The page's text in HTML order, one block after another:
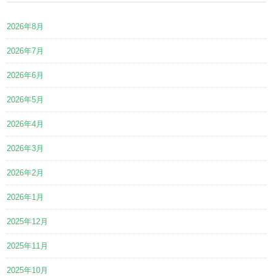
2026年8月
2026年7月
2026年6月
2026年5月
2026年4月
2026年3月
2026年2月
2026年1月
2025年12月
2025年11月
2025年10月